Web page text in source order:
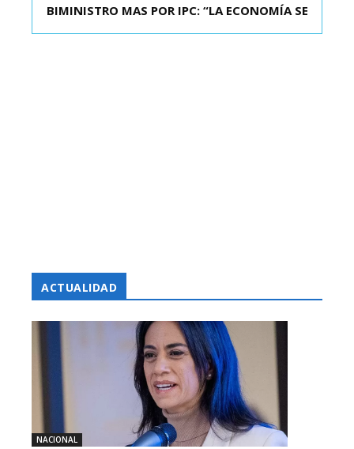
KAST SE REUNIÓ CON EL PRESIDENTE ELECTO DE
BIMINISTRO MAS POR IPC: “LA ECONOMÍA SE
ACTUALIDAD
NACIONAL